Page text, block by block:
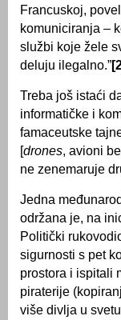
Francuskoj,
komuniciranja –
službi koje žele
deluju ilegalno.”
Treba još istaći
informatičke i
famaceutske
[drones, avioni
ne zenemaruje
Jedna
održana je, na
Politički
sigurnosti s pet
prostora i ispitali
piraterije
više divlja u